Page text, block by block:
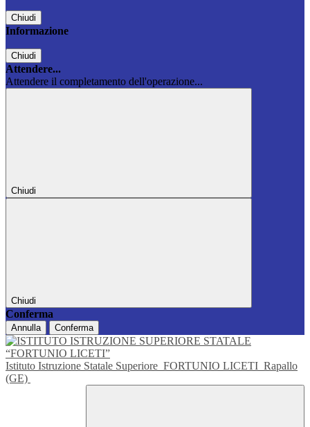
Chiudi
Informazione
Chiudi
Attendere...
Attendere il completamento dell'operazione...
Chiudi
Chiudi
Conferma
Annulla Conferma
Istituto Istruzione Statale Superiore FORTUNIO LICETI Rapallo
(GE)